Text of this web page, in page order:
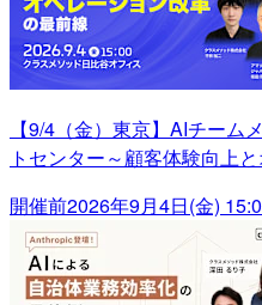
【9/4（金）東京】AIチーム
トセンター～顧客体験向上
開催前2026年9月4日(金)